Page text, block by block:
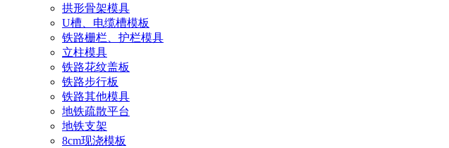
拱形骨架模具
U槽、电缆槽模板
铁路栅栏、护栏模具
立柱模具
铁路花纹盖板
铁路步行板
铁路其他模具
地铁疏散平台
地铁支架
8cm现浇模板